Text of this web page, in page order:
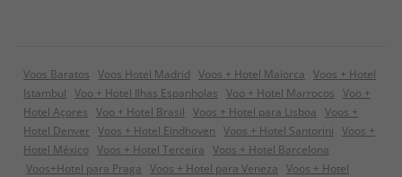
Voos Baratos Voos Hotel Madrid Voos + Hotel Maiorca Voos + Hotel
Istambul Voo + Hotel Ilhas Espanholas Voo + Hotel Marrocos Voo +
Hotel Açores Voo + Hotel Brasil Voos + Hotel para Lisboa Voos +
Hotel Denver Voos + Hotel Eindhoven Voos + Hotel Santorini Voos +
Hotel México Voos + Hotel Terceira Voos + Hotel Barcelona
Voos+Hotel para Praga Voos + Hotel para Veneza Voos + Hotel